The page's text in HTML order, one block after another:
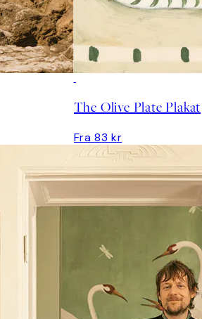
The Olive Plate Plakat
Fra 83 kr